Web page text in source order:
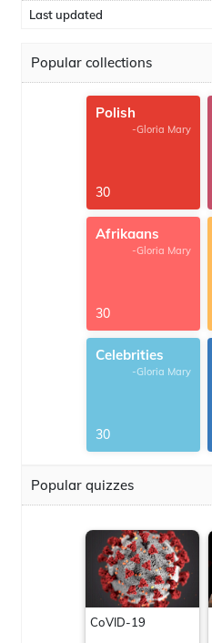
Last updated
Popular collections
Polish
-Gloria Mary
30
Afrikaans
-Gloria Mary
30
Celebrities
-Gloria Mary
30
Popular quizzes
CoVID-19